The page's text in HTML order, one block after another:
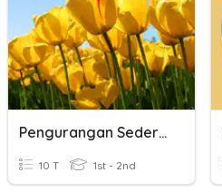
Pengurangan Sederhana
10 T 1st - 2nd